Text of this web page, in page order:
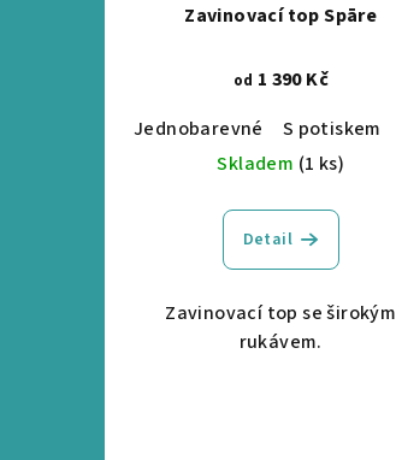
Zavinovací top Spāre
od 1 390 Kč
Jednobarevné
S potiskem
Skladem (1 ks)
Detail
Zavinovací top se širokým
rukávem.